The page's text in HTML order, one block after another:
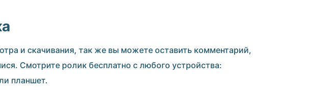
и скачивания, так же вы можете оставить комментарий,
Смотрите ролик бесплатно с любого устройства:
планшет.